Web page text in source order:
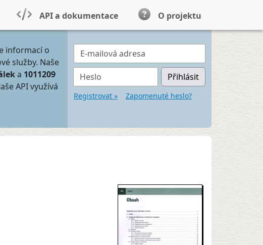
API a dokumentace O projektu
informací o
služby. Naše
a 1011209
API využívá
E-mailová adresa
Heslo Přihlásit
Registrovat » Zapomenuté heslo?